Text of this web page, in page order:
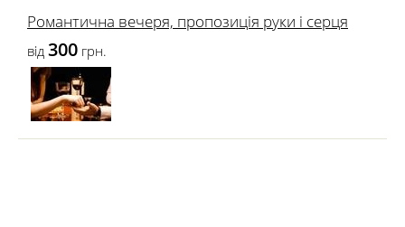
Романтична вечеря, пропозиція руки і серця
від 300 грн.